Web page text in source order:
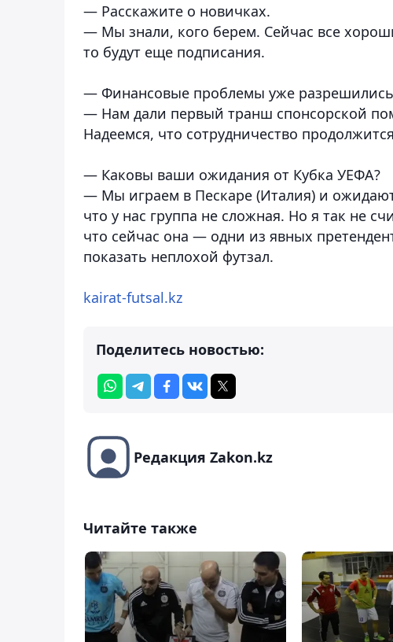
— Расскажите о новичках.
— Мы знали, кого берем. Сейчас все
то будут еще подписания.
— Финансовые проблемы уже
— Нам дали первый транш спонсорской
Надеемся, что сотрудничество
— Каковы ваши ожидания от Кубка УЕФА?
— Мы играем в Пескаре (Италия) и
что у нас группа не сложная. Но я так не
что сейчас она — одни из явных
показать неплохой футзал.
kairat-futsal.kz
Поделитесь новостью:
Редакция Zakon.kz
Читайте также